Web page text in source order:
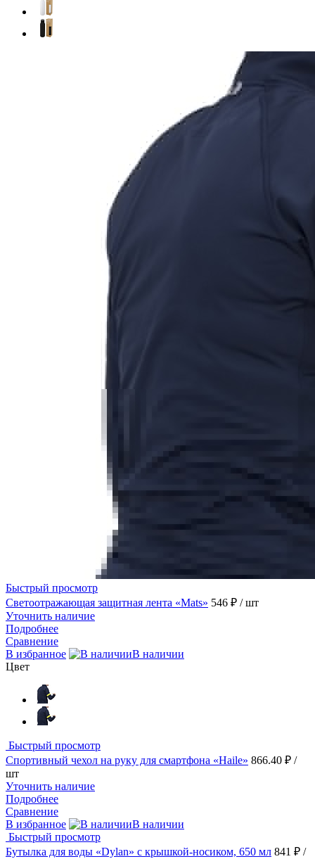
Быстрый просмотр
Светоотражающая защитная лента «Mats» 546 ₽ / шт
Уточнить наличие
Подробнее
Сравнение
В избранное
В наличии
Цвет
Быстрый просмотр
Спортивный чехол на руку для смартфона «Haile» 866.40 ₽ /
шт
Уточнить наличие
Подробнее
Сравнение
В избранное
В наличии
Быстрый просмотр
Бутылка для воды «Dylan» с крышкой-носиком, 650 мл 841 ₽ /